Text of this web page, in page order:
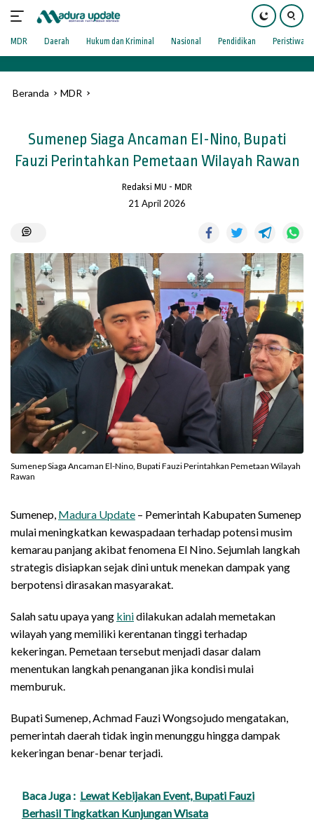
ke
konten
MDR Daerah Hukum dan Kriminal Nasional Pendidikan Peristiwa
Beranda MDR
Sumenep Siaga Ancaman El-Nino, Bupati
Fauzi Perintahkan Pemetaan Wilayah Rawan
Redaksi MU - MDR
21 April 2026
Sumenep Siaga Ancaman El-Nino, Bupati Fauzi Perintahkan Pemetaan Wilayah
Rawan
Sumenep, Madura Update – Pemerintah Kabupaten Sumenep
mulai meningkatkan kewaspadaan terhadap potensi musim
kemarau panjang akibat fenomena El Nino. Sejumlah langkah
strategis disiapkan sejak dini untuk menekan dampak yang
berpotensi dirasakan masyarakat.
Salah satu upaya yang kinidilakukan adalah memetakan
wilayah yang memiliki kerentanan tinggi terhadap
kekeringan. Pemetaan tersebut menjadi dasar dalam
menentukan langkah penanganan jika kondisi mulai
memburuk.
Bupati Sumenep, Achmad Fauzi Wongsojudo mengatakan,
pemerintah daerah tidak ingin menunggu hingga dampak
kekeringan benar-benar terjadi.
Baca Juga : Lewat Kebijakan Event, Bupati Fauzi
Berhasil Tingkatkan Kunjungan Wisata